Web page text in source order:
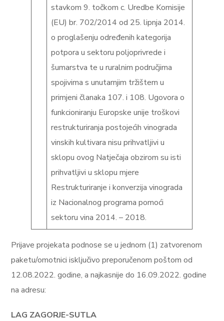
stavkom 9. točkom c. Uredbe Komisije
(EU) br. 702/2014 оd 25. lipnja 2014.
o proglašenju određenih kategorija
potpora u sektoru poljoprivrede i
šumarstva te u ruralnim područjima
spojivima s unutarnjim tržištem u
primjeni članaka 107. i 108. Ugovora o
funkcioniranju Europske unije troškovi
restrukturiranja postojećih vinograda
vinskih kultivara nisu prihvatljivi u
sklopu ovog Natječaja obzirom su isti
prihvatljivi u sklopu mjere
Restrukturiranje i konverzija vinograda
iz Nacionalnog programa pomoći
sektoru vina 2014. – 2018.
Prijave projekata podnose se u jednom (1) zatvorenom
paketu/omotnici isključivo preporučenom poštom od
12.08.2022. godine, a najkasnije do 16.09.2022. godine
na adresu:
LAG ZAGORJE-SUTLA